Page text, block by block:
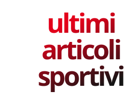
ultimi
articoli
sportivi